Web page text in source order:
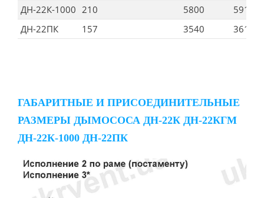
ДН-22К-1000 210 5800
591
ДН-22ПК
157 3540 361
ГАБАРИТНЫЕ И ПРИСОЕДИНИТЕЛЬНЫЕ
РАЗМЕРЫ ДЫМОСОСА ДН-22К ДН-22КГМ
ДН-22К-1000 ДН-22ПК